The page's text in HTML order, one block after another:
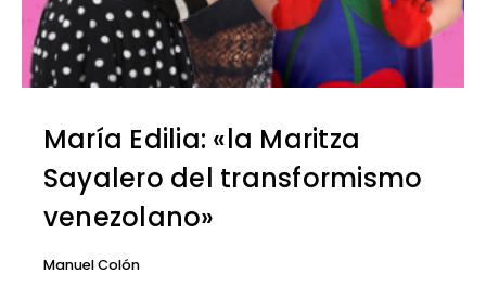
María Edilia: «la Maritza
Sayalero del transformismo
venezolano»
Manuel Colón